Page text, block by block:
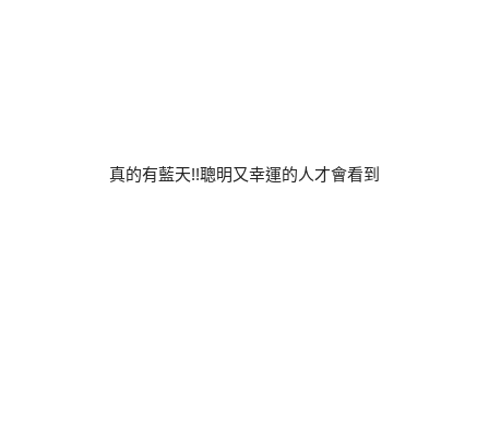
真的有藍天!!聰明又幸運的人才會看到